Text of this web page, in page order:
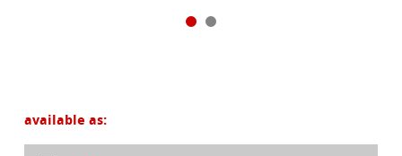
available as: